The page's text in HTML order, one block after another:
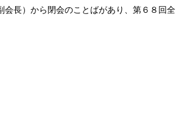
長）から閉会のことばがあり、第６８回全